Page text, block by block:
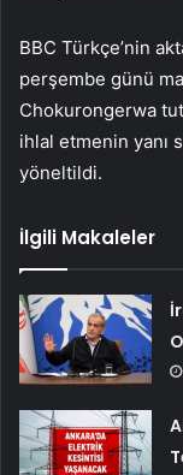
BBC Türkçe’nin
perşembe günü
Chokurongerwa
ihlal etmenin yanı
yöneltildi.
İlgili Makaleler